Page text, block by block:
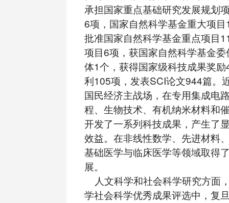
承担国家重点基础研究发展规划
6项，国家自然科学基金重大项
批准国家自然科学基金重点项目
项目6项，获国家自然科学基金
体1个，获得国家级科技成果奖
利105项，发表SCI论文944篇。
国民经济主战场，在专用集成电
程、生物技术、有机纳米材料和
开发了一系列科技成果，产生了
效益。在非线性数学、先进材料
基础医学与临床医学等领域取得
展。
人文科学和社会科学研究方面
学社会科学优秀成果评选中，复